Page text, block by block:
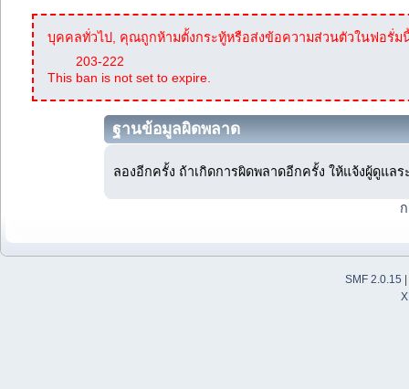
บุคคลทั่วไป, คุณถูกห้ามตั้งกระทู้หรือส่งข้อความส่วนตัวในฟอรั่ม
203-222
This ban is not set to expire.
ฐานข้อมูลผิดพลาด
ลองอีกครั้ง ถ้าเกิดการผิดพลาดอีกครั้ง ให้แจ้งผู้ดูแลร
SMF 2.0.15